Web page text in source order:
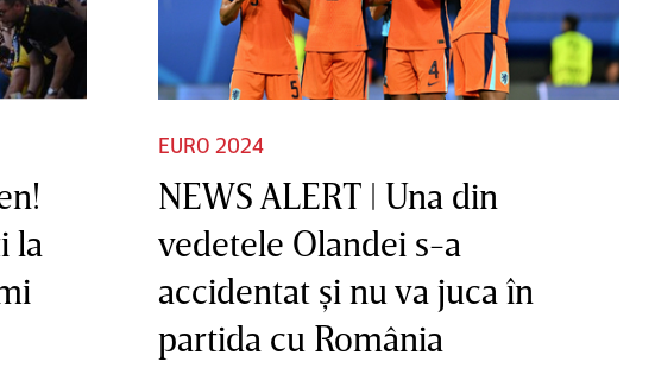
la
EURO 2024
NEWS ALERT | Una din
vedetele Olandei s-a
accidentat şi nu va juca în
partida cu România